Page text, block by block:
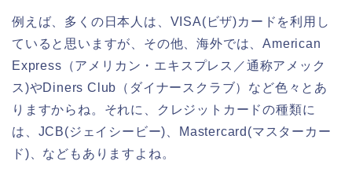
例えば、多くの日本人は、VISA(ビザ)カードを利用し
ていると思いますが、その他、海外では、American
Express（アメリカン・エキスプレス／通称アメック
ス)やDiners Club（ダイナースクラブ）など色々とあ
りますからね。それに、クレジットカードの種類に
は、JCB(ジェイシービー)、Mastercard(マスターカー
ド)、などもありますよね。